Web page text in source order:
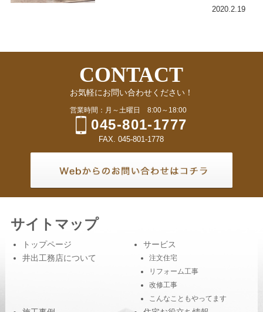
2020.2.19
CONTACT
お気軽にお問い合わせください！
営業時間：月～土曜日 8:00～18:00
045-801-1777
FAX. 045-801-1778
サイトマップ
トップページ
井出工務店について
サービス
注文住宅
リフォーム工事
改修工事
こんなこともやってます